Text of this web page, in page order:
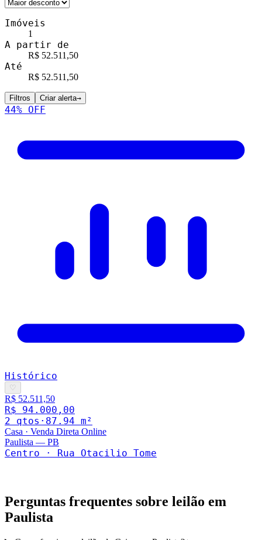
Imóveis
1
A partir de
R$ 52.511,50
Até
R$ 52.511,50
Filtros Criar alerta→
44% OFF
Histórico
♡
R$ 52.511,50
R$ 94.000,00
2 qtos · 87.94 m²
Casa · Venda Direta Online
Paulista — PB
Centro · Rua Otacilio Tome
Perguntas frequentes sobre leilão em
Paulista